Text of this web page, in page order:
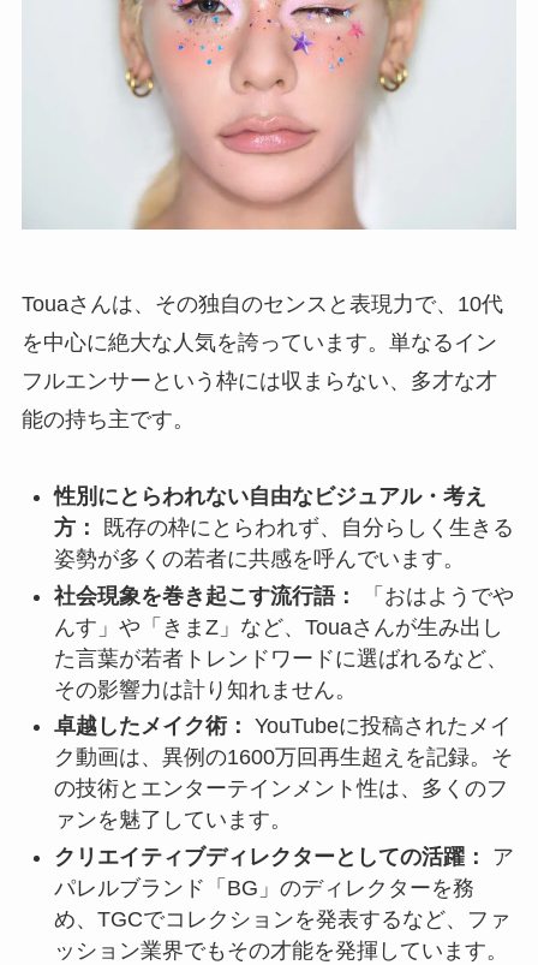
Touaさんは、その独自のセンスと表現力で、10代
を中心に絶大な人気を誇っています。単なるイン
フルエンサーという枠には収まらない、多才な才
能の持ち主です。
性別にとらわれない自由なビジュアル・考え
方：
既存の枠にとらわれず、自分らしく生きる
姿勢が多くの若者に共感を呼んでいます。
社会現象を巻き起こす流行語：
「おはようでや
んす」や「きまZ」など、Touaさんが生み出し
た言葉が若者トレンドワードに選ばれるなど、
その影響力は計り知れません。
卓越したメイク術： YouTubeに投稿されたメイ
ク動画は、異例の1600万回再生超えを記録。そ
の技術とエンターテインメント性は、多くのフ
ァンを魅了しています。
クリエイティブディレクターとしての活躍：
ア
パレルブランド「BG」のディレクターを務
め、TGCでコレクションを発表するなど、ファ
ッション業界でもその才能を発揮しています。